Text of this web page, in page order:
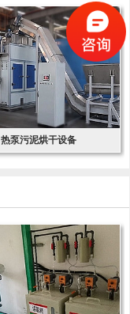
热泵污泥烘干设备